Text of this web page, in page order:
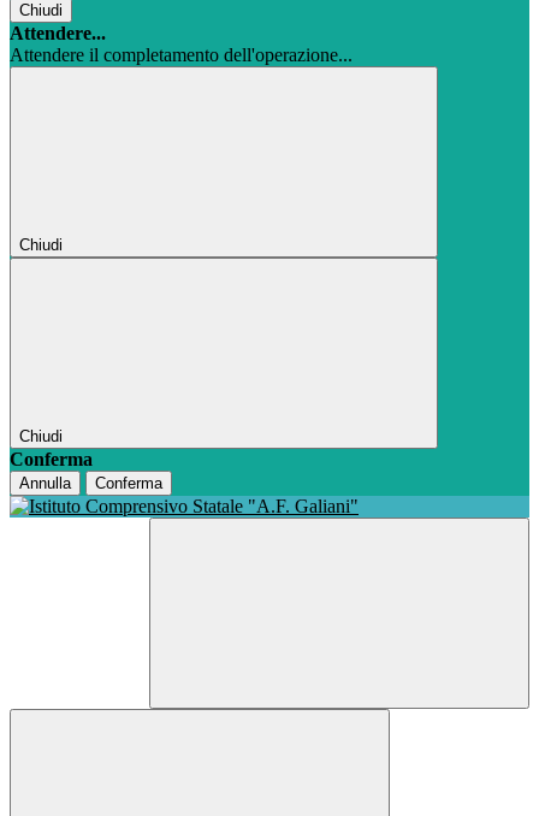
Chiudi
Attendere...
Attendere il completamento dell'operazione...
Chiudi
Chiudi
Conferma
Annulla Conferma